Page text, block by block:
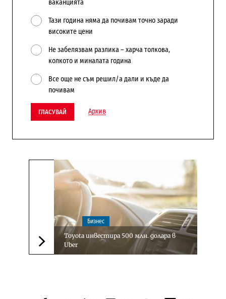
ваканцията
Тази година няма да почивам точно заради
високите цени
Не забелязвам разлика – харча толкова,
колкото и миналата година
Все още не съм решил/а дали и къде да
почивам
ГЛАСУВАЙ Архив
Следваща новина
Бизнес
Toyota инвестира 500 млн. долара в
Uber